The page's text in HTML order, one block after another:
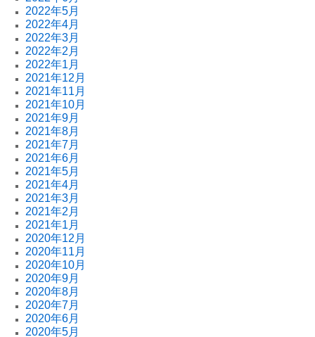
2022年5月
2022年4月
2022年3月
2022年2月
2022年1月
2021年12月
2021年11月
2021年10月
2021年9月
2021年8月
2021年7月
2021年6月
2021年5月
2021年4月
2021年3月
2021年2月
2021年1月
2020年12月
2020年11月
2020年10月
2020年9月
2020年8月
2020年7月
2020年6月
2020年5月